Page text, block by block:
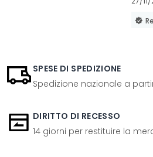
SPESE DI SPEDIZIONE
Spedizione nazionale a
DIRITTO DI RECESSO
14 giorni per restituire la